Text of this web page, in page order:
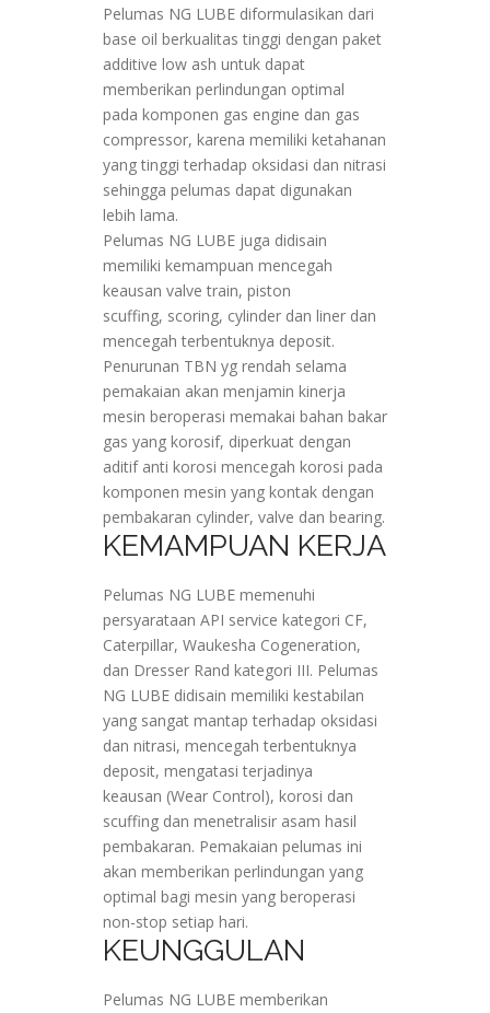
Pelumas NG LUBE diformulasikan dari
base oil berkualitas tinggi dengan paket
additive low ash untuk dapat
memberikan perlindungan optimal
pada komponen gas engine dan gas
compressor, karena memiliki ketahanan
yang tinggi terhadap oksidasi dan nitrasi
sehingga pelumas dapat digunakan
lebih lama.
Pelumas NG LUBE juga didisain
memiliki kemampuan mencegah
keausan valve train, piston
scuffing, scoring, cylinder dan liner dan
mencegah terbentuknya deposit.
Penurunan TBN yg rendah selama
pemakaian akan menjamin kinerja
mesin beroperasi memakai bahan bakar
gas yang korosif, diperkuat dengan
aditif anti korosi mencegah korosi pada
komponen mesin yang kontak dengan
pembakaran cylinder, valve dan bearing.
KEMAMPUAN KERJA
Pelumas NG LUBE memenuhi
persyarataan API service kategori CF,
Caterpillar, Waukesha Cogeneration,
dan Dresser Rand kategori III. Pelumas
NG LUBE didisain memiliki kestabilan
yang sangat mantap terhadap oksidasi
dan nitrasi, mencegah terbentuknya
deposit, mengatasi terjadinya
keausan (Wear Control), korosi dan
scuffing dan menetralisir asam hasil
pembakaran. Pemakaian pelumas ini
akan memberikan perlindungan yang
optimal bagi mesin yang beroperasi
non-stop setiap hari.
KEUNGGULAN
Pelumas NG LUBE memberikan